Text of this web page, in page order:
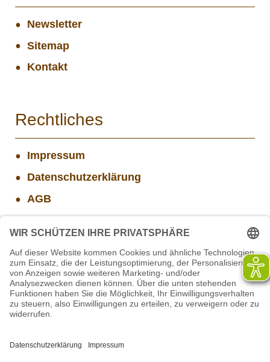
Newsletter
Sitemap
Kontakt
Rechtliches
Impressum
Datenschutzerklärung
AGB
Widerrufsbelehrung
Aktuelle Stellenangebote
SCHWARZWALD